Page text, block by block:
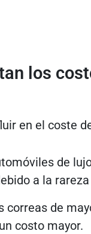
los
en el coste
de
a la
correas de
costo mayor.